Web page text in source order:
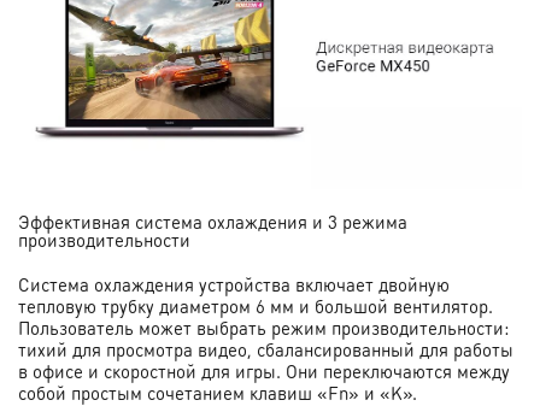
Эффективная система охлаждения и 3 режима
производительности
Система охлаждения устройства включает двойную
тепловую трубку диаметром 6 мм и большой вентилятор.
Пользователь может выбрать режим производительности:
тихий для просмотра видео, сбалансированный для работы
в офисе и скоростной для игры. Они переключаются между
собой простым сочетанием клавиш «Fn» и «K».